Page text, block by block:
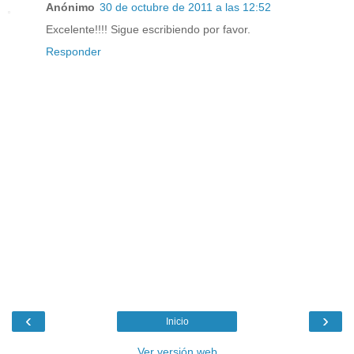
Anónimo 30 de octubre de 2011 a las 12:52
Excelente!!!! Sigue escribiendo por favor.
Responder
‹ ›
Inicio
Ver versión web